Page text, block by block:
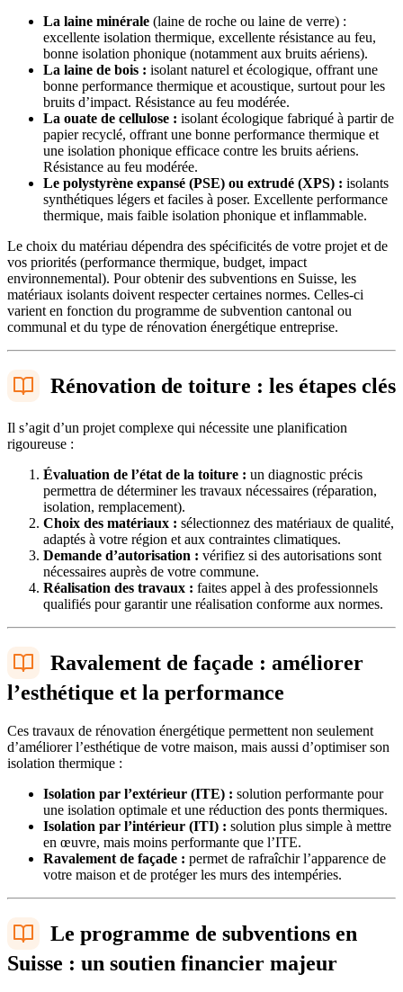
La laine minérale (laine de roche ou laine de verre) :
excellente isolation thermique, excellente résistance au feu,
bonne isolation phonique (notamment aux bruits aériens).
La laine de bois : isolant naturel et écologique, offrant une
bonne performance thermique et acoustique, surtout pour les
bruits d’impact. Résistance au feu modérée.
La ouate de cellulose : isolant écologique fabriqué à partir de
papier recyclé, offrant une bonne performance thermique et
une isolation phonique efficace contre les bruits aériens.
Résistance au feu modérée.
Le polystyrène expansé (PSE) ou extrudé (XPS) : isolants
synthétiques légers et faciles à poser. Excellente performance
thermique, mais faible isolation phonique et inflammable.
Le choix du matériau dépendra des spécificités de votre projet et de
vos priorités (performance thermique, budget, impact
environnemental). Pour obtenir des subventions en Suisse, les
matériaux isolants doivent respecter certaines normes. Celles-ci
varient en fonction du programme de subvention cantonal ou
communal et du type de rénovation énergétique entreprise.
Rénovation de toiture : les étapes clés
Il s’agit d’un projet complexe qui nécessite une planification
rigoureuse :
Évaluation de l’état de la toiture : un diagnostic précis
permettra de déterminer les travaux nécessaires (réparation,
isolation, remplacement).
Choix des matériaux : sélectionnez des matériaux de qualité,
adaptés à votre région et aux contraintes climatiques.
Demande d’autorisation : vérifiez si des autorisations sont
nécessaires auprès de votre commune.
Réalisation des travaux : faites appel à des professionnels
qualifiés pour garantir une réalisation conforme aux normes.
Ravalement de façade : améliorer
l’esthétique et la performance
Ces travaux de rénovation énergétique permettent non seulement
d’améliorer l’esthétique de votre maison, mais aussi d’optimiser son
isolation thermique :
Isolation par l’extérieur (ITE) : solution performante pour
une isolation optimale et une réduction des ponts thermiques.
Isolation par l’intérieur (ITI) : solution plus simple à mettre
en œuvre, mais moins performante que l’ITE.
Ravalement de façade : permet de rafraîchir l’apparence de
votre maison et de protéger les murs des intempéries.
Le programme de subventions en
Suisse : un soutien financier majeur